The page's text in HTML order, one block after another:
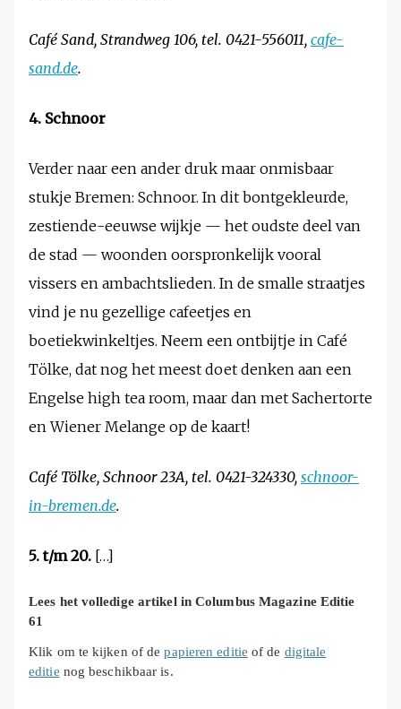
Café Sand, Strandweg 106, tel. 0421-556011, cafe-
sand.de.
4. Schnoor
Verder naar een ander druk maar onmisbaar
stukje Bremen: Schnoor. In dit bontgekleurde,
zestiende-eeuwse wijkje — het oudste deel van
de stad — woonden oorspronkelijk vooral
vissers en ambachtslieden. In de smalle straatjes
vind je nu gezellige cafeetjes en
boetiekwinkeltjes. Neem een ontbijtje in Café
Tölke, dat nog het meest doet denken aan een
Engelse high tea room, maar dan met Sachertorte
en Wiener Melange op de kaart!
Café Tölke, Schnoor 23A, tel. 0421-324330, schnoor-
in-bremen.de.
5. t/m 20. […]
Lees het volledige artikel in Columbus Magazine Editie
61
Klik om te kijken of depapieren editie of de digitale
editie nog beschikbaar is.